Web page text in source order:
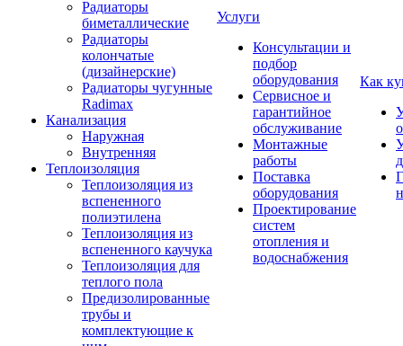
Радиаторы
биметаллические
Радиаторы
колончатые
(дизайнерские)
Радиаторы чугунные
Radimax
Канализация
Наружная
Внутренняя
Теплоизоляция
Теплоизоляция из
вспененного
полиэтилена
Теплоизоляция из
вспененного каучука
Теплоизоляция для
теплого пола
Предизолированные
трубы и
комплектующие к
Услуги
Консультации и
подбор
оборудования
Сервисное и
гарантийное
обслуживание
Монтажные
работы
Поставка
оборудования
Проектирование
систем
отопления и
водоснабжения
Как